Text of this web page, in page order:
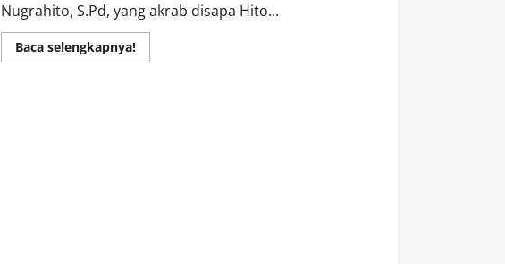
Nugrahito, S.Pd, yang akrab disapa Hito...
Baca selengkapnya!Read
more